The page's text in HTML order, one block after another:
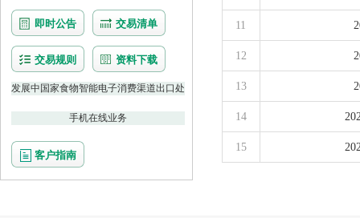
即时公告 交易清单
交易规则 资料下载
发展中国家食物智能电子消费渠道出口处
手机在线业务
客户指南
11
12
13
14
15